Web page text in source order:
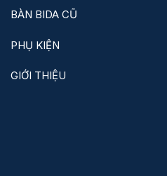
BÀN BIDA CŨ
PHỤ KIỆN
GIỚI THIỆU